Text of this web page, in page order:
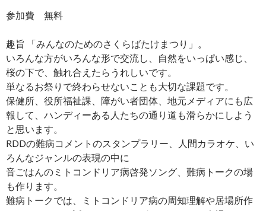
参加費 無料
趣旨 「みんなのためのさくらばたけまつり」。
いろんな方がいろんな形で交流し、自然をいっぱい感じ、
桜の下で、触れ合えたらうれしいです。
単なるお祭りで終わらせないことも大切な課題です。
保健所、役所福祉課、障がい者団体、地元メディアにも広
報して、ハンディーある人たちの通り道も滑らかにしよう
と思います。
RDDの難病コメントのスタンプラリー、人間カラオケ、い
ろんなジャンルの表現の中に
音ごはんのミトコンドリア病啓発ソング、難病トークの場
も作ります。
難病トークでは、ミトコンドリア病の周知理解や居場所作